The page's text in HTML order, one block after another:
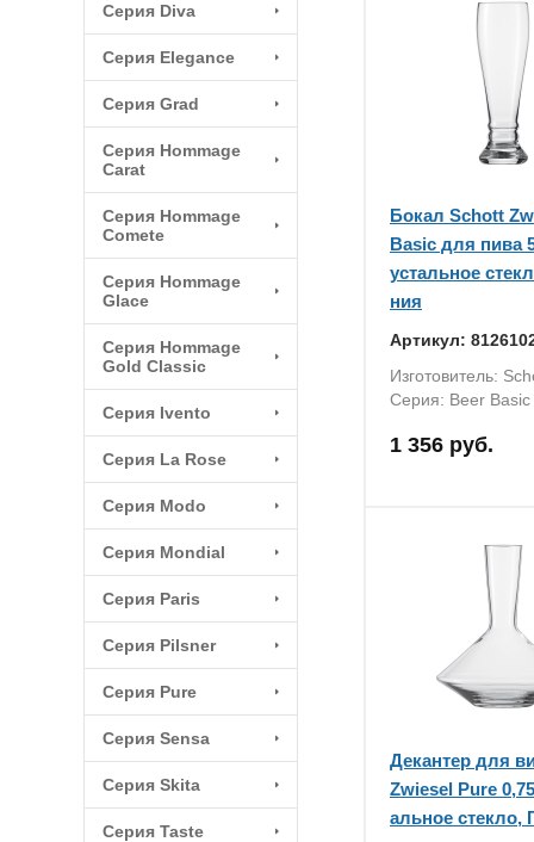
Серия Diva
Серия Elegance
Серия Grad
Серия Hommage
Carat
Серия Hommage
Comete
Серия Hommage
Glace
Серия Hommage
Gold Classic
Серия Ivento
Серия La Rose
Серия Modo
Серия Mondial
Серия Paris
Серия Pilsner
Серия Pure
Серия Sensa
Серия Skita
Серия Taste
Бокал Schott
Basic для пива
устальное
ния
Артикул:
Изготовитель:
Серия: Beer Basic
1 356 руб.
Декантер для
Zwiesel Pure
альное стекло,